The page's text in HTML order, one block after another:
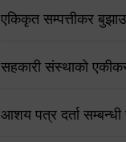
एकिकृत सम्पत्तीकर
सहकारी संस्थाको
आशय पत्र दर्ता